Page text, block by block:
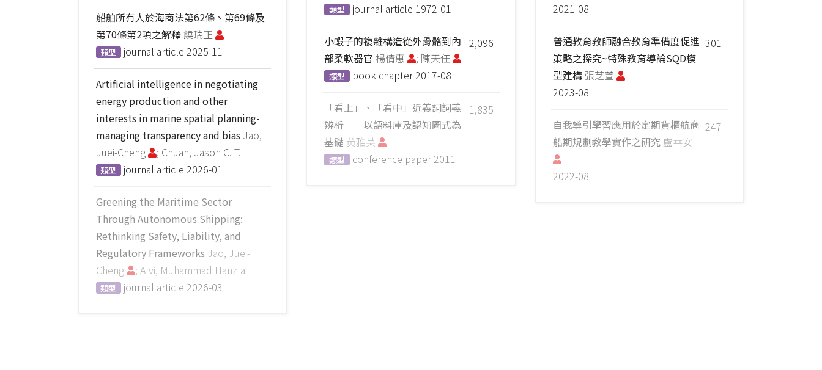
船舶所有人於海商法第62條、第69條及
第70條第2項之解釋饒瑞正
類型 journal article 2025-11
Artificial intelligence in negotiating
energy production and other
interests in marine spatial planning-
managing transparency and bias Jao,
Juei-Cheng
; Chuah, Jason C. T.
類型 journal article 2026-01
Greening the Maritime Sector
Through Autonomous Shipping:
Rethinking Safety, Liability, and
Regulatory Frameworks Jao, Juei-
Cheng
; Alvi, Muhammad Hanzla
類型 journal article 2026-03
類型 journal article 1972-01
2,096
小蝦子的複雜構造從外骨骼到內
部柔軟器官 楊倩惠 ; 陳天任
類型 book chapter2017-08
1,835
「看上」、「看中」近義詞詞義
辨析──以語料庫及認知圖式為
基礎 黃雅英
類型 conference paper2011
2021-08
301
普通教育教師融合教育準備度促進
策略之探究~特殊教育導論SQD模
型建構 張芝萱
2023-08
247
自我導引學習應用於定期貨櫃航商
船期規劃教學實作之研究 盧華安
2022-08